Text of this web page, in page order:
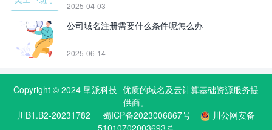
2025-04-03
公司域名注册需要什么条件呢怎么办
2025-06-14
Copyright © 2024 垦派科技- 优质的域名及云计算基础资源服务提
供商。
川B1.B2-20231782
蜀ICP备2023006867号
川公网安备
51010702003693号